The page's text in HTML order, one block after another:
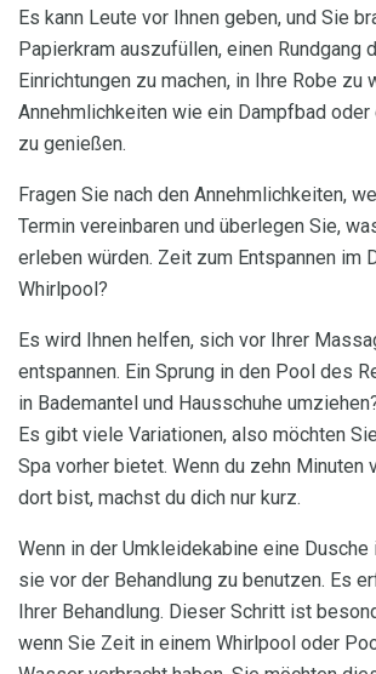
Es kann Leute vor Ihnen geben, und Sie
Papierkram auszufüllen, einen Rundgang
Einrichtungen zu machen, in Ihre Robe zu
Annehmlichkeiten wie ein Dampfbad
zu genießen.
Fragen Sie nach den Annehmlichkeiten,
Termin vereinbaren und überlegen Sie,
erleben würden. Zeit zum Entspannen im
Whirlpool?
Es wird Ihnen helfen, sich vor Ihrer
entspannen. Ein Sprung in den Pool des
in Bademantel und Hausschuhe
Es gibt viele Variationen, also möchten
Spa vorher bietet. Wenn du zehn Minuten
dort bist, machst du dich nur kurz.
Wenn in der Umkleidekabine eine
sie vor der Behandlung zu benutzen. Es
Ihrer Behandlung. Dieser Schritt ist
wenn Sie Zeit in einem Whirlpool oder